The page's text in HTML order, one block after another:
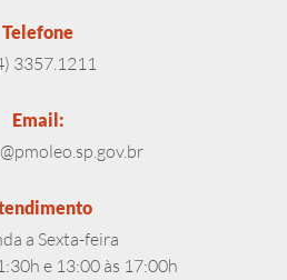
Telefone
3357.1211
Email:
a Sexta-feira
e 13:00 às 17:00h